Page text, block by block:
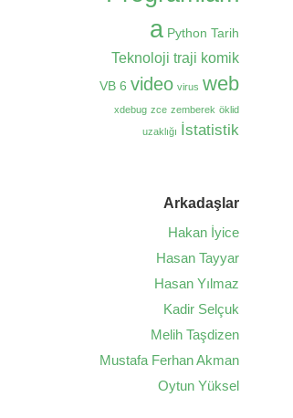
a Python Tarih
Teknoloji traji komik
VB 6 video virus web
xdebug zce zemberek öklid
uzaklığı İstatistik
Arkadaşlar
Hakan İyice
Hasan Tayyar
Hasan Yılmaz
Kadir Selçuk
Melih Taşdizen
Mustafa Ferhan Akman
Oytun Yüksel